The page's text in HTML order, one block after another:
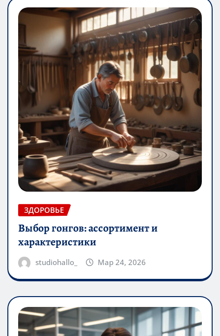
ЗДОРОВЬЕ
Выбор гонгов: ассортимент и
характеристики
studiohallo_ Мар 24, 2026